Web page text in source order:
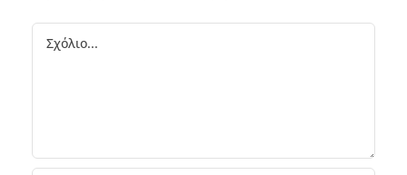
Comment